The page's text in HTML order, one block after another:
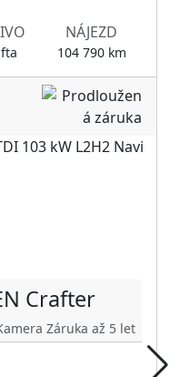
NÁJEZD
104 790 km
Crafter
Záruka až 5 let